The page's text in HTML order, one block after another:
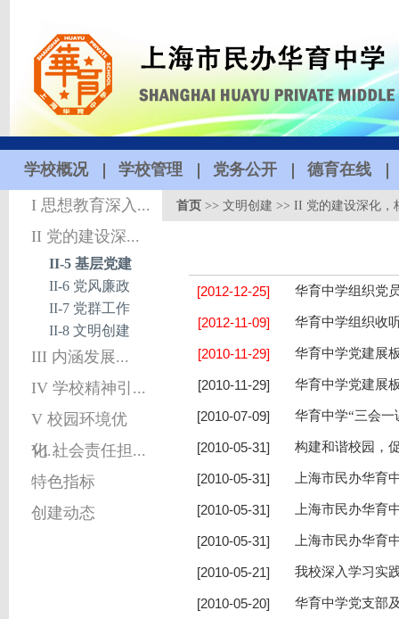
学校概况 学校管理 党务公开
德育在线
I 思想教育深入...
II 党的建设深...
II-5 基层党建
II-6 党风廉政
II-7 党群工作
II-8 文明创建
III 内涵发展...
IV 学校精神引...
V 校园环境优
化...
VI 社会责任担...
特色指标
创建动态
首页 >>文明创建 >>II 党的建设深化，
华育中学组织党
[2012-12-25]
华育中学组织收
[2012-11-09]
华育中学党建展
[2010-11-29]
华育中学党建展
[2010-11-29]
华育中学“三会一
[2010-07-09]
构建和谐校园，
[2010-05-31]
上海市民办华育
[2010-05-31]
上海市民办华育
[2010-05-31]
上海市民办华育
[2010-05-31]
我校深入学习实
[2010-05-21]
华育中学党支部
[2010-05-20]